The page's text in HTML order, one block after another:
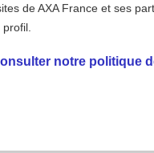
Accueil
risque
de AXA France et ses
notre politique